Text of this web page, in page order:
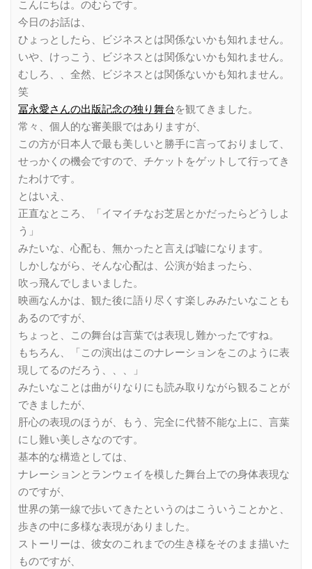
こんにちは。のむらです。
今日のお話は、
ひょっとしたら、ビジネスとは関係ないかも知れません。
いや、けっこう、ビジネスとは関係ないかも知れません。
むしろ、、全然、ビジネスとは関係ないかも知れません。
笑
冨永愛さんの出版記念の独り舞台を観てきました。
常々、個人的な審美眼ではありますが、
この方が日本人で最も美しいと勝手に言っておりまして、
せっかくの機会ですので、チケットをゲットして行ってき
たわけです。
とはいえ、
正直なところ、「イマイチなお芝居とかだったらどうしよ
う」
みたいな、心配も、無かったと言えば嘘になります。
しかしながら、そんな心配は、公演が始まったら、
吹っ飛んでしまいました。
映画なんかは、観た後に語り尽くす楽しみみたいなことも
あるのですが、
ちょっと、この舞台は言葉では表現し難かったですね。
もちろん、「この演出はこのナレーションをこのように表
現してるのだろう、、、」
みたいなことは曲がりなりにも読み取りながら観ることが
できましたが、
肝心の表現のほうが、もう、完全に代替不能な上に、言葉
にし難い美しさなのです。
基本的な構造としては、
ナレーションとランウェイを模した舞台上での身体表現な
のですが、
世界の第一線で歩いてきたというのはこういうことかと、
歩きの中に多様な表現がありました。
ストーリーは、彼女のこれまでの生き様をそのまま描いた
ものですが、